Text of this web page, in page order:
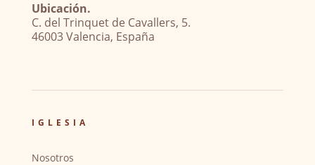
Ubicación.
C. del Trinquet de Cavallers, 5.
46003 Valencia, España
IGLESIA
Nosotros